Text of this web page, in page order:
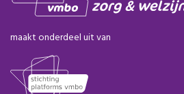
maakt onderdeel uit van